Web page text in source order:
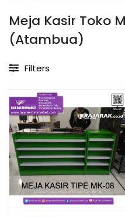
Meja Kasir Toko
(Atambua)
Filters